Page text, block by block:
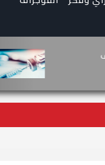
مدرسة في حجر بالضالع